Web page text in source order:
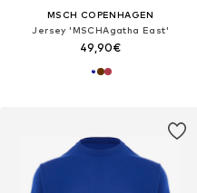
MSCH COPENHAGEN
Jersey 'MSCHAgatha East'
49,90€